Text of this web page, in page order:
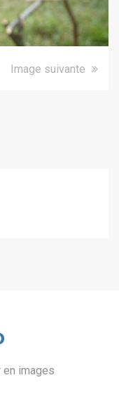
Image suivante
en images